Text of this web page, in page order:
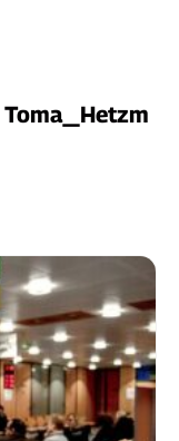
Toma_Hetzm